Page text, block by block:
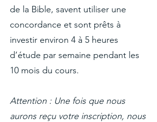
de la Bible, savent utiliser une
concordance et sont prêts à
investir environ 4 à 5 heures
d’étude par semaine pendant les
10 mois du cours.
Attention : Une fois que nous
aurons reçu votre inscription, nous